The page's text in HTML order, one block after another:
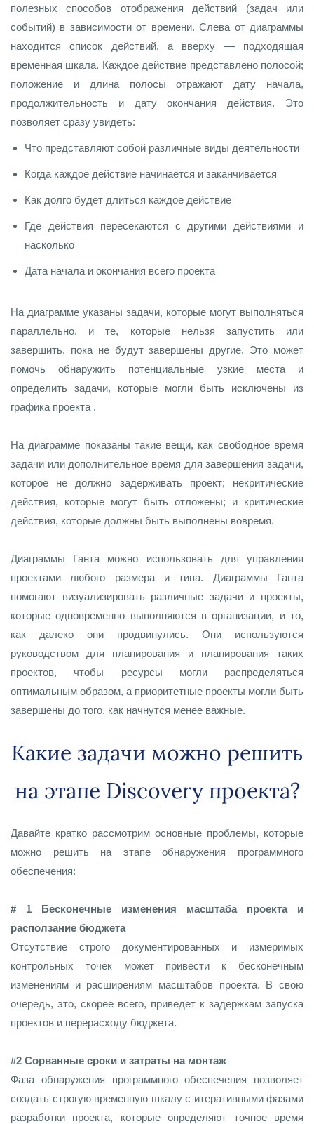
полезных способов отображения действий (задач или
событий) в зависимости от времени. Слева от диаграммы
находится список действий, а вверху — подходящая
временная шкала. Каждое действие представлено полосой;
положение и длина полосы отражают дату начала,
продолжительность и дату окончания действия. Это
позволяет сразу увидеть:
Что представляют собой различные виды деятельности
Когда каждое действие начинается и заканчивается
Как долго будет длиться каждое действие
Где действия пересекаются с другими действиями и
насколько
Дата начала и окончания всего проекта
На диаграмме указаны задачи, которые могут выполняться
параллельно, и те, которые нельзя запустить или
завершить, пока не будут завершены другие. Это может
помочь обнаружить потенциальные узкие места и
определить задачи, которые могли быть исключены из
графика проекта .
На диаграмме показаны такие вещи, как свободное время
задачи или дополнительное время для завершения задачи,
которое не должно задерживать проект; некритические
действия, которые могут быть отложены; и критические
действия, которые должны быть выполнены вовремя.
Диаграммы Ганта можно использовать для управления
проектами любого размера и типа. Диаграммы Ганта
помогают визуализировать различные задачи и проекты,
которые одновременно выполняются в организации, и то,
как далеко они продвинулись. Они используются
руководством для планирования и планирования таких
проектов, чтобы ресурсы могли распределяться
оптимальным образом, а приоритетные проекты могли быть
завершены до того, как начнутся менее важные.
Какие задачи можно решить
на этапе Discovery проекта?
Давайте кратко рассмотрим основные проблемы, которые
можно решить на этапе обнаружения программного
обеспечения:
# 1 Бесконечные изменения масштаба проекта и
расползание бюджета
Отсутствие строго документированных и измеримых
контрольных точек может привести к бесконечным
изменениям и расширениям масштабов проекта. В свою
очередь, это, скорее всего, приведет к задержкам запуска
проектов и перерасходу бюджета.
#2 Сорванные сроки и затраты на монтаж
Фаза обнаружения программного обеспечения позволяет
создать строгую временную шкалу с итеративными фазами
разработки проекта, которые определяют точное время